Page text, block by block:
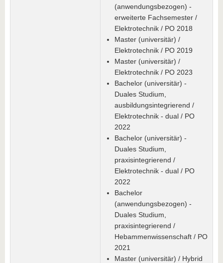
(anwendungsbezogen) -
erweiterte Fachsemester /
Elektrotechnik / PO 2018
Master (universitär) /
Elektrotechnik / PO 2019
Master (universitär) /
Elektrotechnik / PO 2023
Bachelor (universitär) -
Duales Studium,
ausbildungsintegrierend /
Elektrotechnik - dual / PO
2022
Bachelor (universitär) -
Duales Studium,
praxisintegrierend /
Elektrotechnik - dual / PO
2022
Bachelor
(anwendungsbezogen) -
Duales Studium,
praxisintegrierend /
Hebammenwissenschaft / PO
2021
Master (universitär) / Hybrid